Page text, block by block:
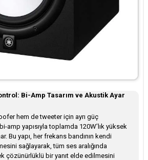
Bi-Amp Tasarım ve Akustik Ayar
hem de tweeter için ayrı güç
amp yapısıyla toplamda 120W’lık yüksek
Bu yapı, her frekans bandının kendi
sağlayarak, tüm ses aralığında
çözünürlüklü bir yanıt elde edilmesini